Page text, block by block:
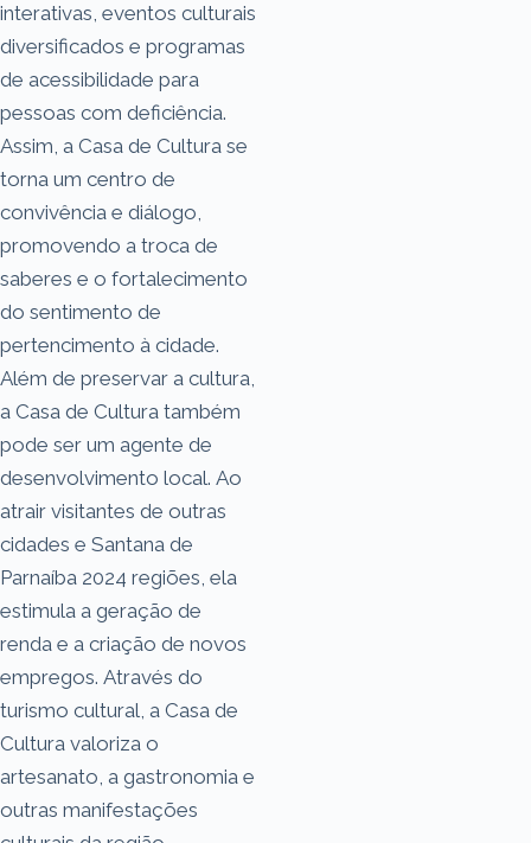
interativas, eventos culturais
diversificados e programas
de acessibilidade para
pessoas com deficiência.
Assim, a Casa de Cultura se
torna um centro de
convivência e diálogo,
promovendo a troca de
saberes e o fortalecimento
do sentimento de
pertencimento à cidade.
Além de preservar a cultura,
a Casa de Cultura também
pode ser um agente de
desenvolvimento local. Ao
atrair visitantes de outras
cidades e Santana de
Parnaíba 2024 regiões, ela
estimula a geração de
renda e a criação de novos
empregos. Através do
turismo cultural, a Casa de
Cultura valoriza o
artesanato, a gastronomia e
outras manifestações